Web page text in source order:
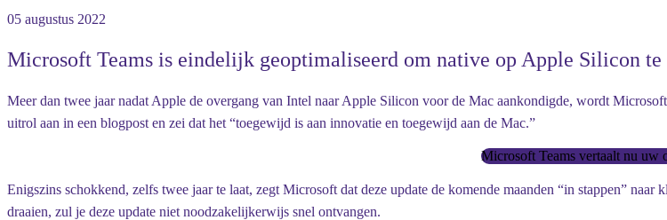
05 augustus 2022
Microsoft Teams is eindelijk geoptimaliseerd om native op Apple Silicon te
Meer dan twee jaar nadat Apple de overgang van Intel naar Apple Silicon voor de Mac aankondigde, wordt
uitrol aan in een blogpost en zei dat het “toegewijd is aan innovatie en toegewijd aan de Mac.”
Microsoft Teams vertaalt nu uw
Enigszins schokkend, zelfs twee jaar te laat, zegt Microsoft dat deze update de komende maanden “in stappen”
draaien, zul je deze update niet noodzakelijkerwijs snel ontvangen.